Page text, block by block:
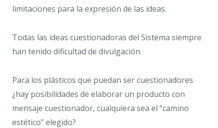
limitaciones para la expresión de las ideas.
Todas las ideas cuestionadoras del Sistema siempre
han tenido dificultad de divulgación.
Para los plásticos que puedan ser cuestionadores
¿hay posibilidades de elaborar un producto con
mensaje cuestionador, cualquiera sea el “camino
estético” elegido?